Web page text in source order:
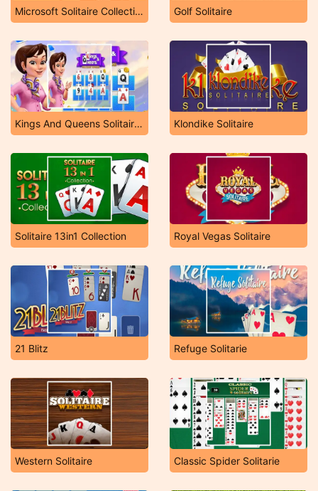
Microsoft Solitaire Collection Golf Solitaire
Kings And Queens Solitaire Tripeaks Klondike Solitaire
Solitaire 13in1 Collection Royal Vegas Solitaire
21 Blitz Refuge Solitarie
Western Solitaire Classic Spider Solitarie